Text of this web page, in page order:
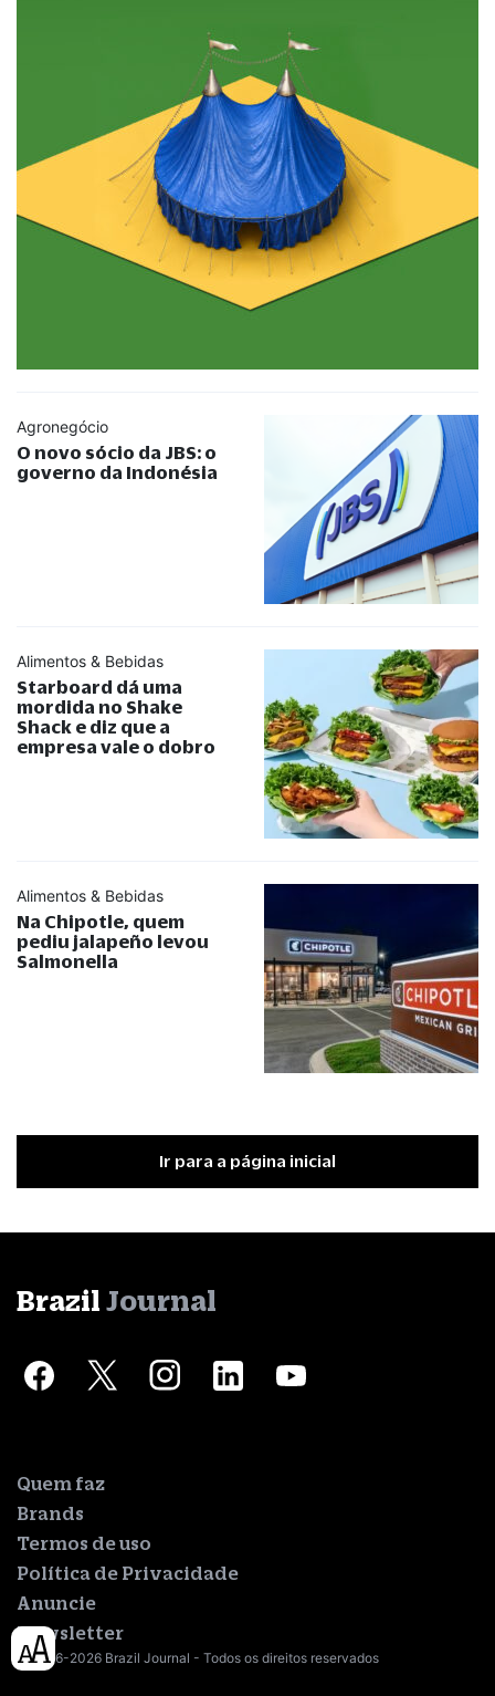
Agronegócio
O novo sócio da JBS: o
governo da Indonésia
Alimentos & Bebidas
Starboard dá uma
mordida no Shake
Shack e diz que a
empresa vale o dobro
Alimentos & Bebidas
Na Chipotle, quem
pediu jalapeño levou
Salmonella
Ir para a página inicial
Brazil Journal
Quem faz
Brands
Termos de uso
Política de Privacidade
Anuncie
Newsletter
© 2016-2026 Brazil Journal - Todos os direitos reservados